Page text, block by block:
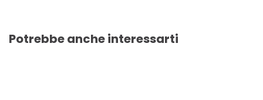
Potrebbe anche interessarti